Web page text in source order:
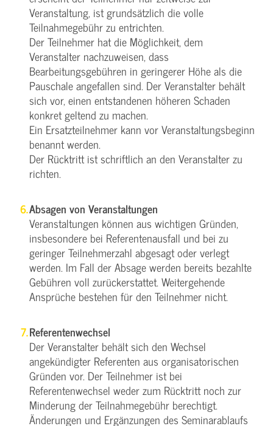
Veranstaltung, ist grundsätzlich die volle
Teilnahmegebühr zu entrichten.
Der Teilnehmer hat die Möglichkeit, dem
Veranstalter nachzuweisen, dass
Bearbeitungsgebühren in geringerer Höhe als die
Pauschale angefallen sind. Der Veranstalter behält
sich vor, einen entstandenen höheren Schaden
konkret geltend zu machen.
Ein Ersatzteilnehmer kann vor Veranstaltungsbeginn
benannt werden.
Der Rücktritt ist schriftlich an den Veranstalter zu
richten.
Absagen von Veranstaltungen
Veranstaltungen können aus wichtigen Gründen,
insbesondere bei Referentenausfall und bei zu
geringer Teilnehmerzahl abgesagt oder verlegt
werden. Im Fall der Absage werden bereits bezahlte
Gebühren voll zurückerstattet. Weitergehende
Ansprüche bestehen für den Teilnehmer nicht.
Referentenwechsel
Der Veranstalter behält sich den Wechsel
angekündigter Referenten aus organisatorischen
Gründen vor. Der Teilnehmer ist bei
Referentenwechsel weder zum Rücktritt noch zur
Minderung der Teilnahmegebühr berechtigt.
Änderungen und Ergänzungen des Seminarablaufs